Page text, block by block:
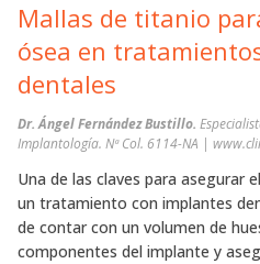
Mallas de titanio
ósea en
dentales
Dr. Ángel Fernández Bustillo.
Implantología. Nª Col. 6114-NA |
Una de las claves para asegurar
un tratamiento con implantes
de contar con un volumen de
componentes del implante y